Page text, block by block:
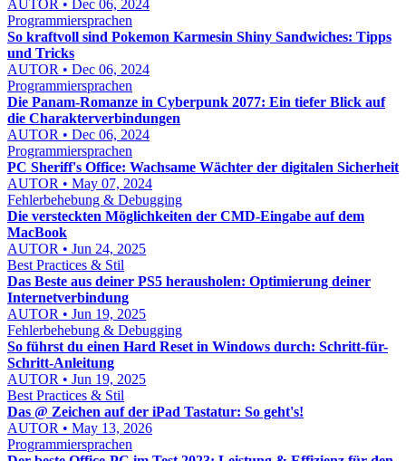
AUTOR • Dec 06, 2024
Programmiersprachen
So kraftvoll sind Pokemon Karmesin Shiny Sandwiches: Tipps
und Tricks
AUTOR • Dec 06, 2024
Programmiersprachen
Die Panam-Romanze in Cyberpunk 2077: Ein tiefer Blick auf
die Charakterverbindungen
AUTOR • Dec 06, 2024
Programmiersprachen
PC Sheriff's Office: Wachsame Wächter der digitalen Sicherheit
AUTOR • May 07, 2024
Fehlerbehebung & Debugging
Die versteckten Möglichkeiten der CMD-Eingabe auf dem
MacBook
AUTOR • Jun 24, 2025
Best Practices & Stil
Das Beste aus deiner PS5 herausholen: Optimierung deiner
Internetverbindung
AUTOR • Jun 19, 2025
Fehlerbehebung & Debugging
So führst du einen Hard Reset in Windows durch: Schritt-für-
Schritt-Anleitung
AUTOR • Jun 19, 2025
Best Practices & Stil
Das @ Zeichen auf der iPad Tastatur: So geht's!
AUTOR • May 13, 2026
Programmiersprachen